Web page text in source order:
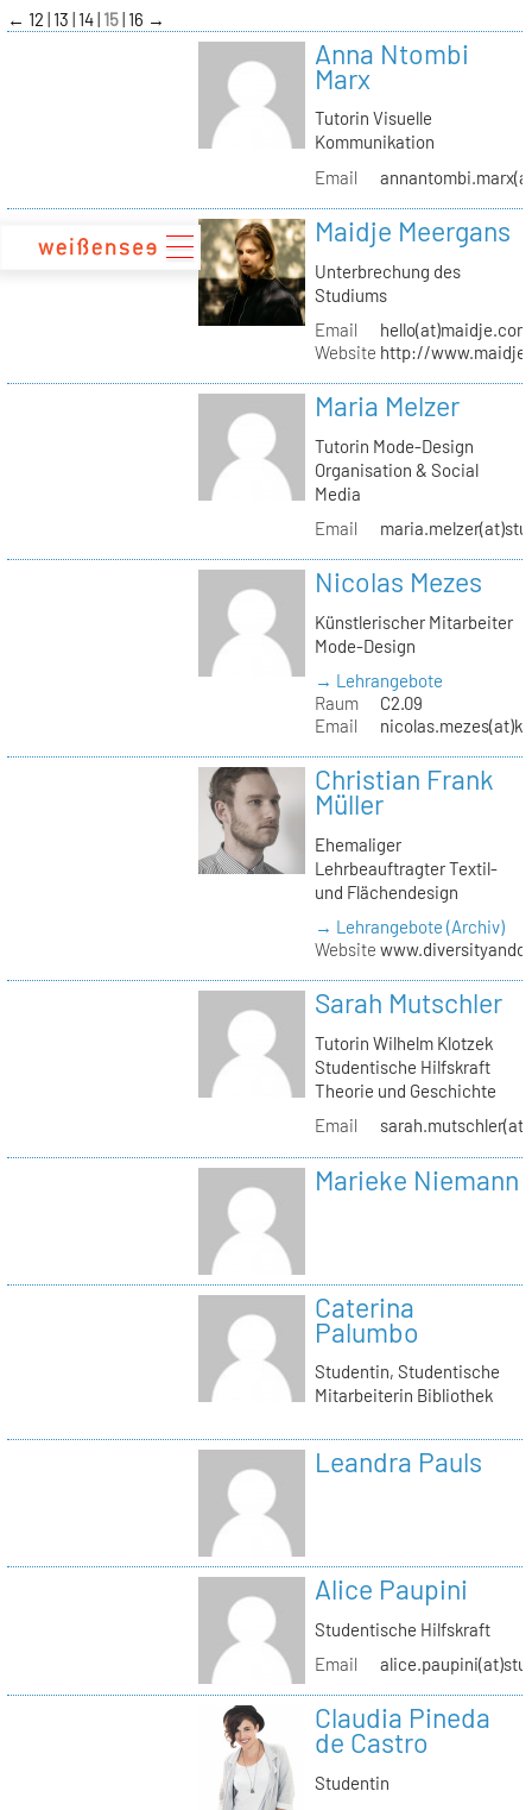
zum
Inhalt
← 12 13 14 15 16 →
Anna Ntombi
Marx
Tutorin Visuelle
Kommunikation
Email
Maidje Meergans
Unterbrechung des
Studiums
Email
hello(at)maidje.com
Website http://
Maria Melzer
Tutorin Mode-Design
Organisation & Social
Media
Email
Nicolas Mezes
Künstlerischer Mitarbeiter
Mode-Design
→ Lehrangebote
Raum
C2.09
Email
Christian Frank
Müller
Ehemaliger
Lehrbeauftragter Textil-
und Flächendesign
→ Lehrangebote (Archiv)
Website
Sarah Mutschler
Tutorin Wilhelm Klotzek
Studentische Hilfskraft
Theorie und Geschichte
Email
Marieke Niemann
Caterina
Palumbo
Studentin, Studentische
Mitarbeiterin Bibliothek
Leandra Pauls
Alice Paupini
Studentische Hilfskraft
Email
Claudia Pineda
de Castro
Studentin